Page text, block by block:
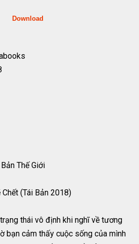
Download
Thế Giới
(Tái Bản 2018)
thái vô định khi nghĩ về tương
bạn cảm thấy cuộc sống của mình